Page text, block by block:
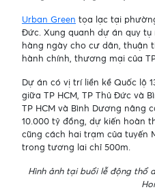
Urban Green tọa lạc tại
Đức. Xung quanh dự án quy tụ
hàng ngày cho cư dân, thuận
hành chính, thương mại của
Dự án có vị trí liền kề Quốc lộ
giữa TP HCM, TP Thủ Đức và
TP HCM và Bình Dương nâng
10.000 tỷ đồng, dự kiến hoàn
cũng cách hai trạm của tuyến
trong tương lai chỉ 500m.
Hình ảnh tại buổi lễ động thổ